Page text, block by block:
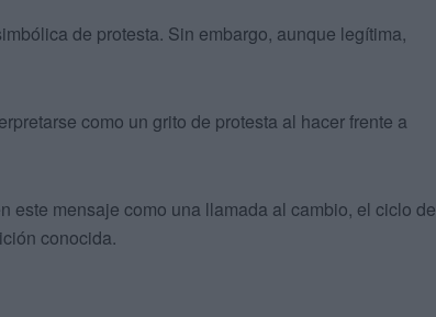
de protesta. Sin embargo, aunque legítima,
como un grito de protesta al hacer frente a
este mensaje como una llamada al cambio, el ciclo de
conocida.